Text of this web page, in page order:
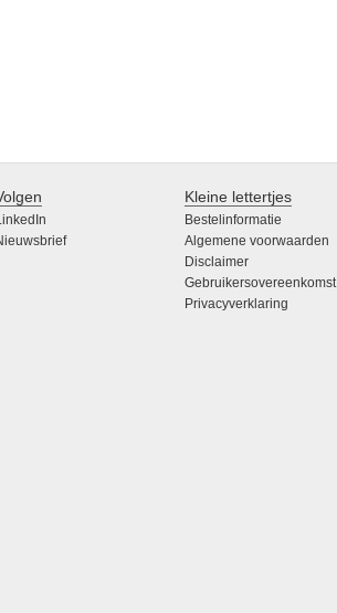
Kleine lettertjes
Bestelinformatie
Algemene voorwaarden
Disclaimer
Gebruikersovereenkomst
Privacyverklaring